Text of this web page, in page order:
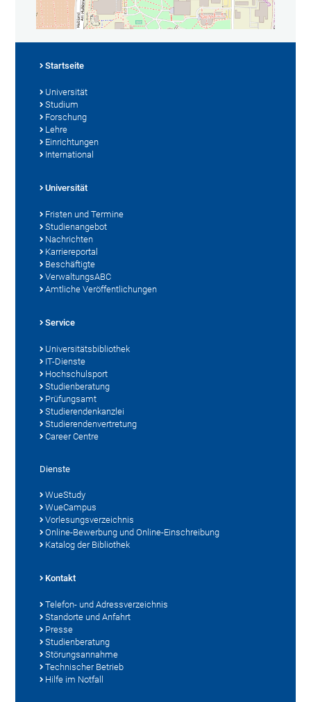
Startseite
Universität
Studium
Forschung
Lehre
Einrichtungen
International
Universität
Fristen und Termine
Studienangebot
Nachrichten
Karriereportal
Beschäftigte
VerwaltungsABC
Amtliche Veröffentlichungen
Service
Universitätsbibliothek
IT-Dienste
Hochschulsport
Studienberatung
Prüfungsamt
Studierendenkanzlei
Studierendenvertretung
Career Centre
Dienste
WueStudy
WueCampus
Vorlesungsverzeichnis
Online-Bewerbung und Online-Einschreibung
Katalog der Bibliothek
Kontakt
Telefon- und Adressverzeichnis
Standorte und Anfahrt
Presse
Studienberatung
Störungsannahme
Technischer Betrieb
Hilfe im Notfall